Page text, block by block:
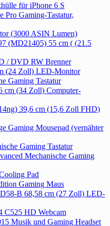
für iPhone 6 S
Pro Gaming-Tastatur,
(3000 ASIN Lumen)
(MD21405) 55 cm ( (21.5
/ DVD RW Brenner
(24 Zoll) LED-Monitor
Gaming Tastatur
cm (34 Zoll) Computer-
39,6 cm (15,6 Zoll FHD)
Gaming Mousepad (vernähter
Gaming Tastatur
Mechanische Gaming
Pad
Gaming Maus
B 68,58 cm (27 Zoll) LED-
C525 HD Webcam
Musik und Gaming Headset